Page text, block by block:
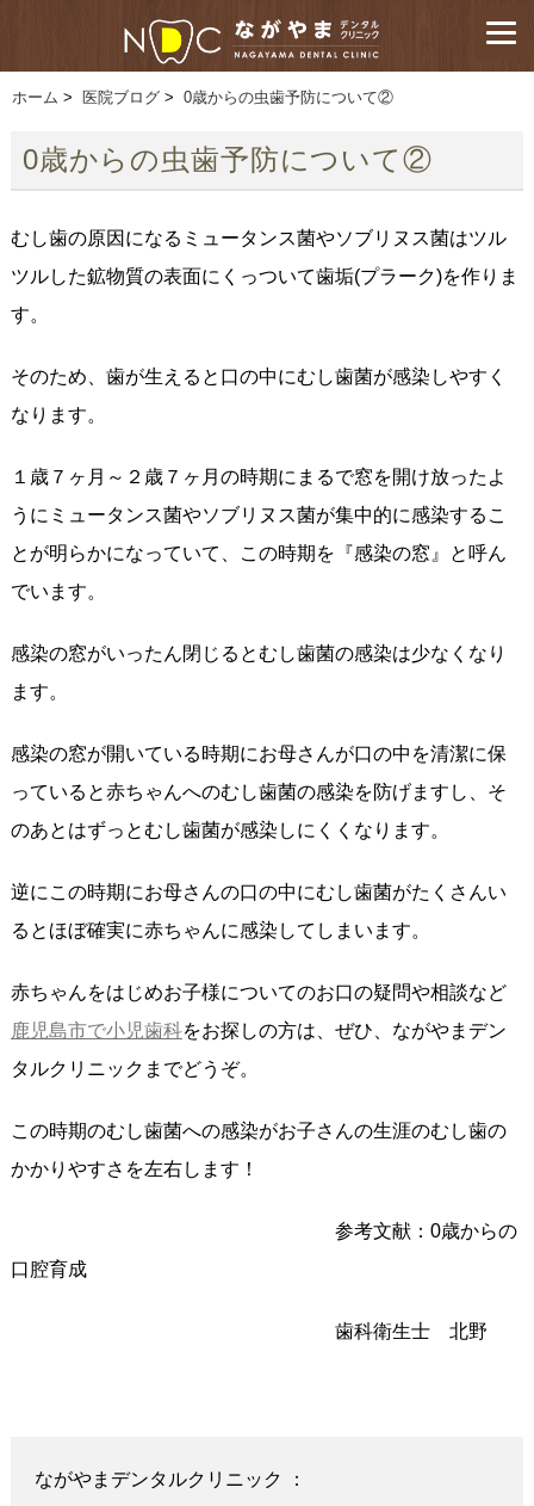
ホーム > 医院ブログ > 0歳からの虫歯予防について②
0歳からの虫歯予防について②
むし歯の原因になるミュータンス菌やソブリヌス菌はツル
ツルした鉱物質の表面にくっついて歯垢(プラーク)を作りま
す。
そのため、歯が生えると口の中にむし歯菌が感染しやすく
なります。
１歳７ヶ月～２歳７ヶ月の時期にまるで窓を開け放ったよ
うにミュータンス菌やソブリヌス菌が集中的に感染するこ
とが明らかになっていて、この時期を『感染の窓』と呼ん
でいます。
感染の窓がいったん閉じるとむし歯菌の感染は少なくなり
ます。
感染の窓が開いている時期にお母さんが口の中を清潔に保
っていると赤ちゃんへのむし歯菌の感染を防げますし、そ
のあとはずっとむし歯菌が感染しにくくなります。
逆にこの時期にお母さんの口の中にむし歯菌がたくさんい
るとほぼ確実に赤ちゃんに感染してしまいます。
赤ちゃんをはじめお子様についてのお口の疑問や相談など
鹿児島市で小児歯科をお探しの方は、ぜひ、ながやまデン
タルクリニックまでどうぞ。
この時期のむし歯菌への感染がお子さんの生涯のむし歯の
かかりやすさを左右します！
参考文献：0歳からの
口腔育成
歯科衛生士 北野
ながやまデンタルクリニック ：